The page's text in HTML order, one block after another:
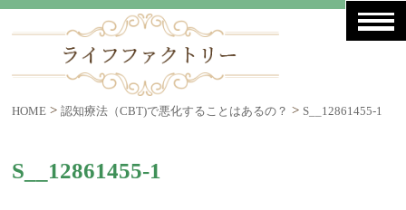
HOME >認知療法（CBT)で悪化することはあるの？ > S__12861455-1
S__12861455-1